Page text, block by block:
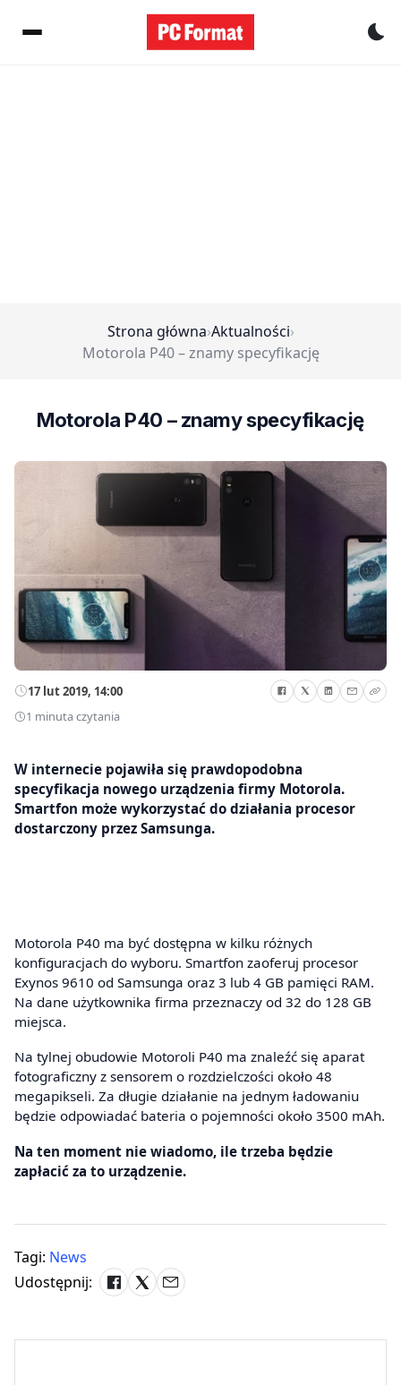
Strona główna›Aktualności›
Motorola P40 – znamy specyfikację
Motorola P40 – znamy specyfikację
17 lut 2019, 14:00
1 minuta czytania
W internecie pojawiła się prawdopodobna
specyfikacja nowego urządzenia firmy Motorola.
Smartfon może wykorzystać do działania procesor
dostarczony przez Samsunga.
Motorola P40 ma być dostępna w kilku różnych
konfiguracjach do wyboru. Smartfon zaoferuj procesor
Exynos 9610 od Samsunga oraz 3 lub 4 GB pamięci RAM.
Na dane użytkownika firma przeznaczy od 32 do 128 GB
miejsca.
Na tylnej obudowie Motoroli P40 ma znaleźć się aparat
fotograficzny z sensorem o rozdzielczości około 48
megapikseli. Za długie działanie na jednym ładowaniu
będzie odpowiadać bateria o pojemności około 3500 mAh.
Na ten moment nie wiadomo, ile trzeba będzie
zapłacić za to urządzenie.
Tagi: News
Udostępnij: